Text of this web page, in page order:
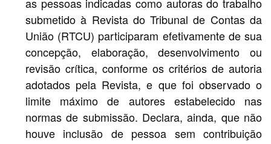
submetido à Revista do Tribunal de Contas da
União (RTCU) participaram efetivamente de sua
concepção, elaboração, desenvolvimento ou
revisão crítica, conforme os critérios de autoria
adotados pela Revista, e que foi observado o
limite máximo de autores estabelecido nas
normas de submissão. Declara, ainda, que não
houve inclusão de pessoa sem contribuição